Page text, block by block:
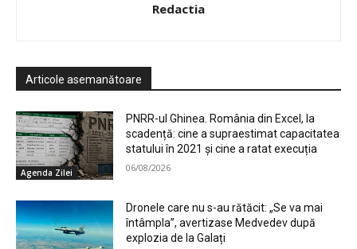
Redactia
Articole asemanătoare
Agenda Zilei
PNRR-ul Ghinea. România din Excel, la
scadență: cine a supraestimat capacitatea
statului în 2021 și cine a ratat execuția
06/08/2026
Dronele care nu s-au rătăcit: „Se va mai
întâmpla”, avertizase Medvedev după
explozia de la Galați